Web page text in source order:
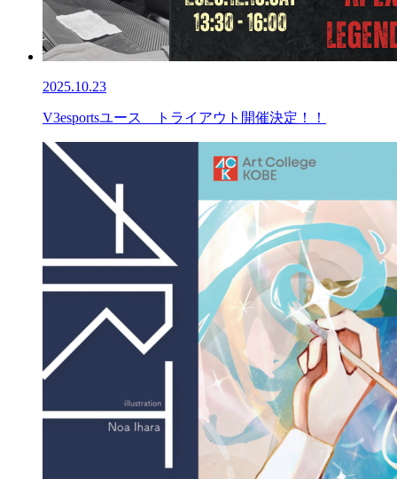
2025.10.23
V3esportsユース トライアウト開催決定！！